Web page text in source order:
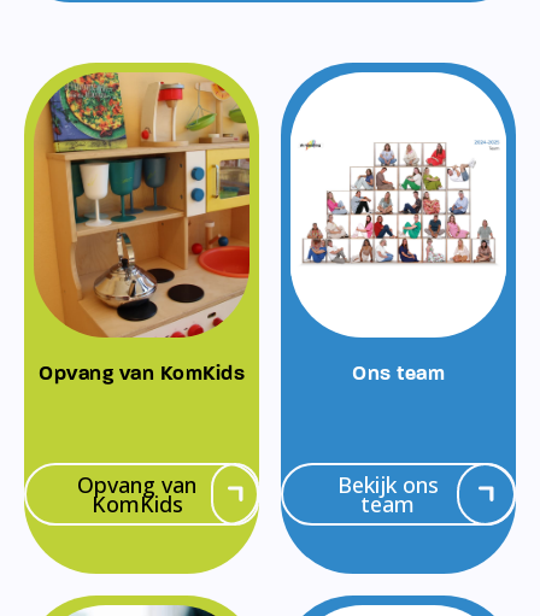
Opvang van KomKids
Opvang van
KomKids
Ons team
Bekijk ons
team